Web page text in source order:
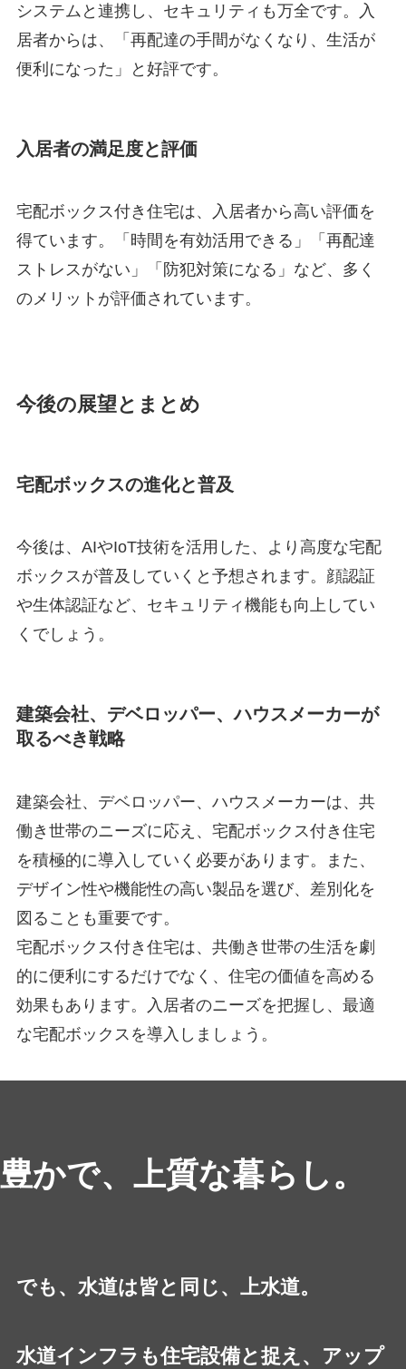
システムと連携し、セキュリティも万全です。入
居者からは、「再配達の手間がなくなり、生活が
便利になった」と好評です。
入居者の満足度と評価
宅配ボックス付き住宅は、入居者から高い評価を
得ています。「時間を有効活用できる」「再配達
ストレスがない」「防犯対策になる」など、多く
のメリットが評価されています。
今後の展望とまとめ
宅配ボックスの進化と普及
今後は、AIやIoT技術を活用した、より高度な宅配
ボックスが普及していくと予想されます。顔認証
や生体認証など、セキュリティ機能も向上してい
くでしょう。
建築会社、デベロッパー、ハウスメーカーが
取るべき戦略
建築会社、デベロッパー、ハウスメーカーは、共
働き世帯のニーズに応え、宅配ボックス付き住宅
を積極的に導入していく必要があります。また、
デザイン性や機能性の高い製品を選び、差別化を
図ることも重要です。
宅配ボックス付き住宅は、共働き世帯の生活を劇
的に便利にするだけでなく、住宅の価値を高める
効果もあります。入居者のニーズを把握し、最適
な宅配ボックスを導入しましょう。
豊かで、上質な暮らし。
でも、水道は皆と同じ、上水道。
水道インフラも住宅設備と捉え、アップ